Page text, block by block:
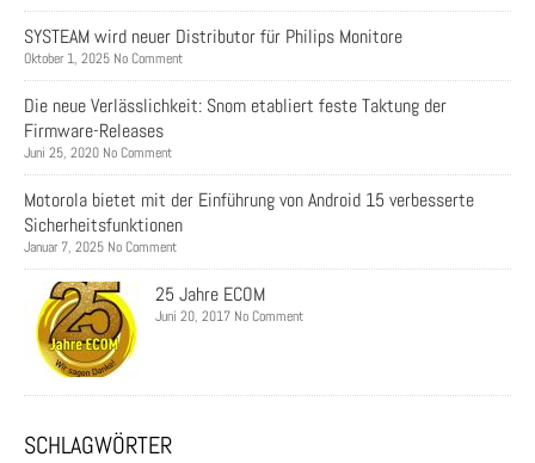
SYSTEAM wird neuer Distributor für Philips Monitore
Oktober 1, 2025 No Comment
Die neue Verlässlichkeit: Snom etabliert feste Taktung der
Firmware-Releases
Juni 25, 2020 No Comment
Motorola bietet mit der Einführung von Android 15 verbesserte
Sicherheitsfunktionen
Januar 7, 2025 No Comment
25 Jahre ECOM
Juni 20, 2017 No Comment
SCHLAGWÖRTER